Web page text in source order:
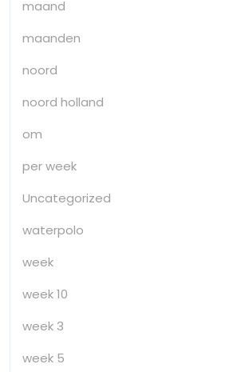
maand
maanden
noord
noord holland
om
per week
Uncategorized
waterpolo
week
week 10
week 3
week 5